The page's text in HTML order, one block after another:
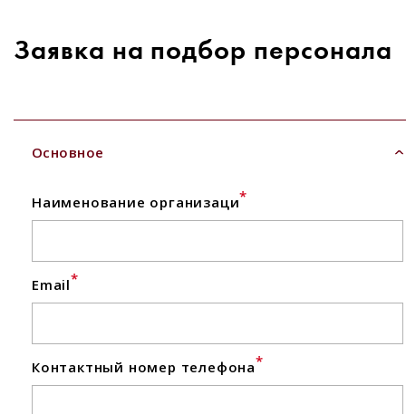
Заявка на подбор персонала
Основное
Наименование организаци*
Email*
Контактный номер телефона*